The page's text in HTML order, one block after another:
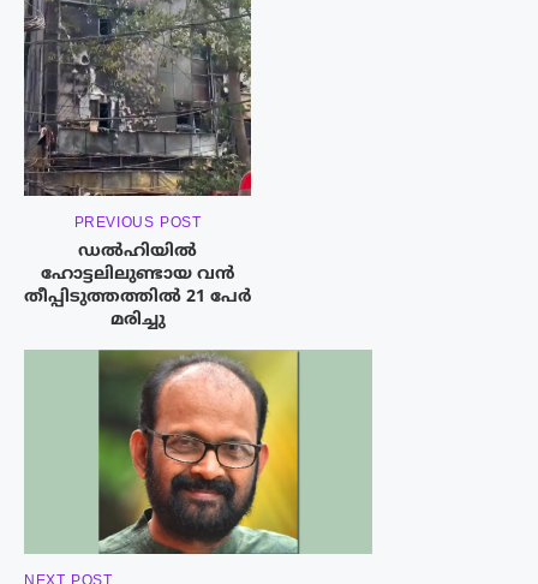
PREVIOUS POST
ഡൽഹിയിൽ
ഹോട്ടലിലുണ്ടായ വൻ
തീപ്പിടുത്തത്തിൽ 21 പേർ
മരിച്ചു